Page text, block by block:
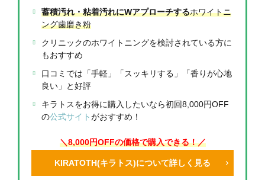
蓄積汚れ・粘着汚れにWアプローチするホワイトニ
ング歯磨き粉
クリニックのホワイトニングを検討されている方に
もおすすめ
口コミでは「手軽」「スッキリする」「香りが心地
良い」と好評
キラトスをお得に購入したいなら初回8,000円OFF
の公式サイトがおすすめ！
＼8,000円OFFの価格で購入できる！／
KIRATOTH(キラトス)について詳しく見る